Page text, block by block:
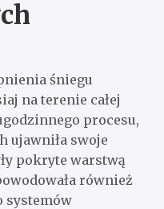
śniegu
na terenie całej
procesu,
ujawniła swoje
pokryte warstwą
również
systemów